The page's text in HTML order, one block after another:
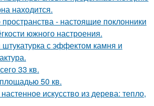
находится.
пространства - настоящие поклонники
южного настроения.
с эффектом камня и
33 кв.
50 кв.
искусство из дерева: тепло,